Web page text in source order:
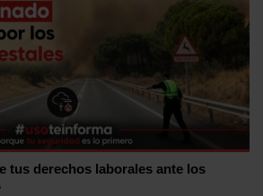
tus derechos laborales ante los